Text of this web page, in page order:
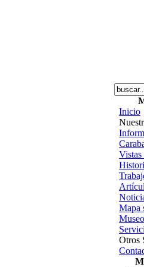
Inicio
Vistas
Mapa
Otros